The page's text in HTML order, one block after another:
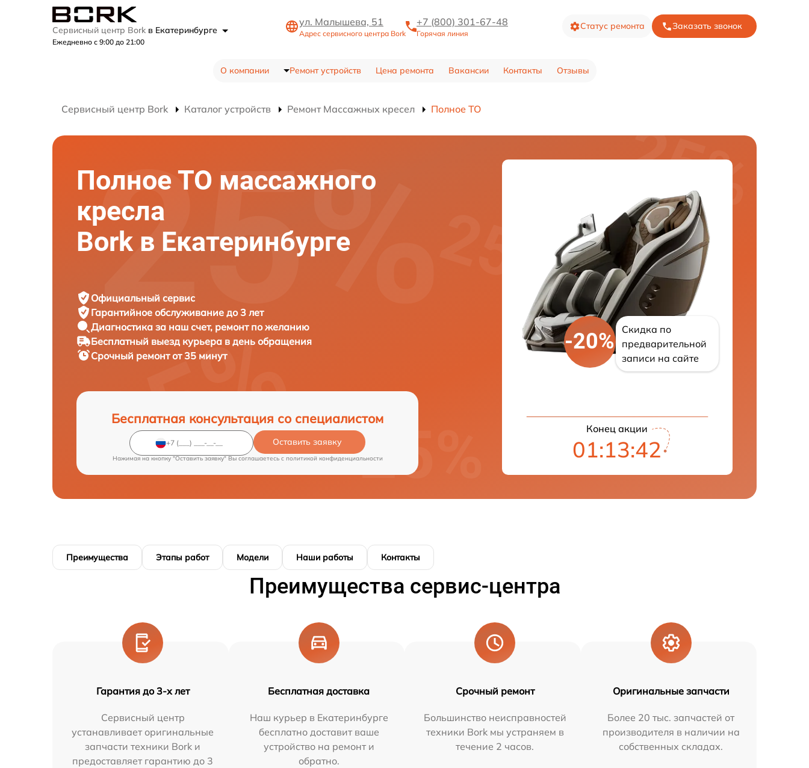
Сервисный центр Bork в Екатеринбурге
Ежедневно с 9:00 до 21:00
ул. Малышева, 51
Адрес сервисного центра Bork
+7 (800) 301-67-48
Горячая линия
Статус ремонта Заказать звонок
О компании Ремонт устройств Цена ремонта Вакансии Контакты Отзывы
Сервисный центр Bork Каталог устройств Ремонт Массажных кресел Полное ТО
Полное ТО массажного
кресла
Bork в Екатеринбурге
Официальный сервис
Гарантийное обслуживание до 3 лет
Диагностика за наш счет, ремонт по желанию
Бесплатный выезд курьера в день обращения
Срочный ремонтот 35 минут
Бесплатная консультация со специалистом
Оставить заявку
Нажимая на кнопку "Оставить заявку" Вы соглашаетесь c политикой конфиденциальности
-20%
Скидка по
предварительной
записи на сайте
Конец акции
01:13:41
Преимущества Этапы работ Модели Наши работы Контакты
Преимущества сервис-центра
Гарантия до 3-х лет
Сервисный центр
устанавливает оригинальные
запчасти техники Bork и
предоставляет гарантию до 3
Бесплатная доставка
Наш курьер в Екатеринбурге
бесплатно доставит ваше
устройство на ремонт и
обратно.
Срочный ремонт
Большинство неисправностей
техники Bork мы устраняем в
течение 2 часов.
Оригинальные запчасти
Более 20 тыс. запчастей от
производителя в наличии на
собственных складах.